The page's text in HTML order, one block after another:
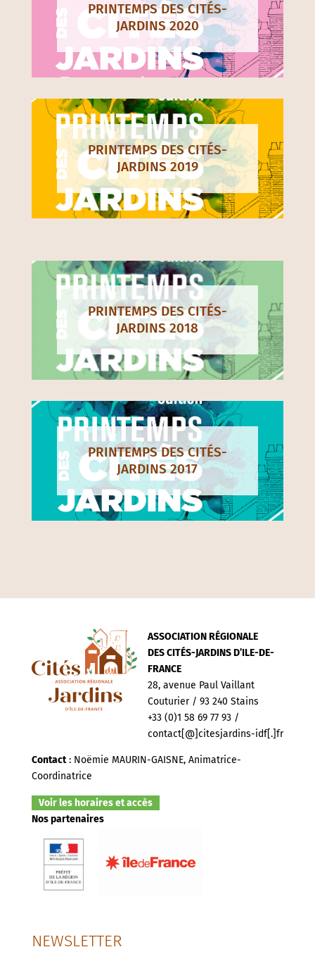
PRINTEMPS DES CITÉS-
JARDINS 2020
PRINTEMPS DES CITÉS-
JARDINS 2019
PRINTEMPS DES CITÉS-
JARDINS 2018
PRINTEMPS DES CITÉS-
JARDINS 2017
ASSOCIATION RÉGIONALE
DES CITÉS-JARDINS D’ILE-DE-
FRANCE
28, avenue Paul Vaillant
Couturier / 93 240 Stains
+33 (0)1 58 69 77 93 /
contact[@]citesjardins-idf[.]fr
Contact: Noëmie MAURIN-GAISNE, Animatrice-
Coordinatrice
Voir les horaires et accès
Nos partenaires
NEWSLETTER